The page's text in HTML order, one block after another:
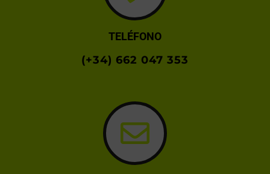
TELÉFONO
(+34) 662 047 353